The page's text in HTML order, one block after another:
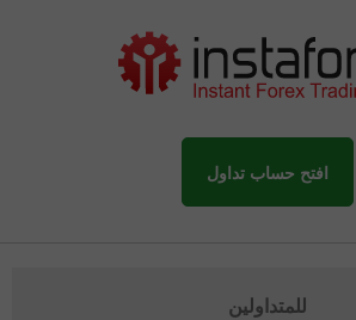
افتح حساب تداول
للمتداولين